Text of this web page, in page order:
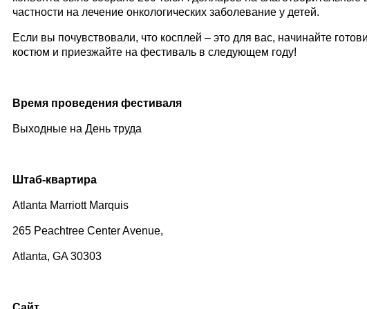
частности на лечение онкологических заболевание у детей.
Если вы почувствовали, что косплей – это для вас, начинайте
костюм и приезжайте на фестиваль в следующем году!
Время проведения фестиваля
Выходные на День труда
Штаб-квартира
Atlanta Marriott Marquis
265 Peachtree Center Avenue,
Atlanta, GA 30303